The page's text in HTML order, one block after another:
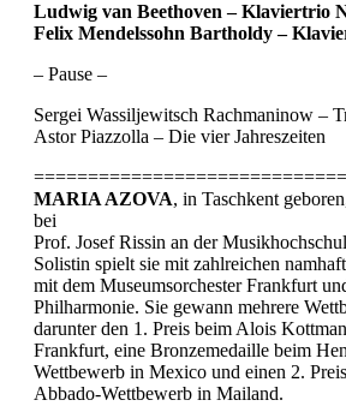
Ludwig van Beethoven – Klaviertrio
Felix Mendelssohn Bartholdy –
– Pause –
Sergei Wassiljewitsch Rachmaninow –
Astor Piazzolla – Die vier Jahreszeiten
MARIA AZOVA, in Taschkent
bei
Prof. Josef Rissin an der
Solistin spielt sie mit zahlreichen
mit dem Museumsorchester Frankfurt
Philharmonie. Sie gewann mehrere
darunter den 1. Preis beim Alois
Frankfurt, eine Bronzemedaille beim
Wettbewerb in Mexico und einen 2.
Abbado-Wettbewerb in Mailand.